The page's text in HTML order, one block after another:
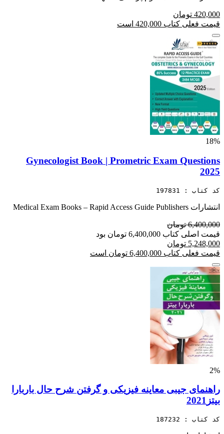
420,000 تومان
قیمت فعلی کتاب 420,000 است
18%
Gynecologist Book | Prometric Exam Questions
2025
کد کتاب : 197831
انتشارات Medical Exam Books – Rapid Access Guide Publishers
6,400,000 تومان
قیمت اصلی کتاب 6,400,000 تومان بود
5,248,000 تومان
قیمت فعلی کتاب 6,400,000 تومان است
2%
راهنمای جیبی معاینه فیزیکی و گرفتن شرح حال باربارا
بیتز2021
کد کتاب : 187232